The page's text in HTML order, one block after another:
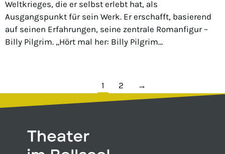
Weltkrieges, die er selbst erlebt hat, als
Ausgangspunkt für sein Werk. Er erschafft, basierend
auf seinen Erfahrungen, seine zentrale Romanfigur –
Billy Pilgrim. „Hört mal her: Billy Pilgrim…
1 2 →